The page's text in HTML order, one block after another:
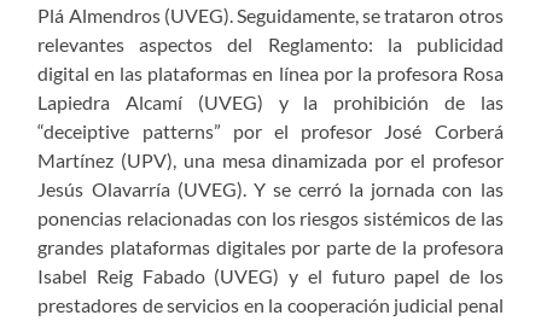
Plá Almendros (UVEG). Seguidamente, se trataron otros
relevantes aspectos del Reglamento: la publicidad
digital en las plataformas en línea por la profesora Rosa
Lapiedra Alcamí (UVEG) y la prohibición de las
“deceiptive patterns” por el profesor José Corberá
Martínez (UPV), una mesa dinamizada por el profesor
Jesús Olavarría (UVEG). Y se cerró la jornada con las
ponencias relacionadas con los riesgos sistémicos de las
grandes plataformas digitales por parte de la profesora
Isabel Reig Fabado (UVEG) y el futuro papel de los
prestadores de servicios en la cooperación judicial penal